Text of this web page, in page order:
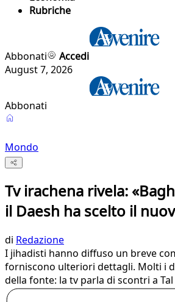
Rubriche
Abbonati
Accedi
August 7, 2026
Abbonati
Mondo
Tv irachena rivela:
il Daesh ha scelto il
di Redazione
I jihadisti hanno diffuso un breve
forniscono ulteriori dettagli. Molti i
della fonte: la tv parla di scontri a